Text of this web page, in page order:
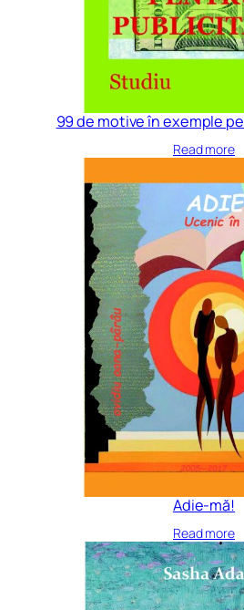
99 de motive în exemple
Read more
Adie-mă!
Read more